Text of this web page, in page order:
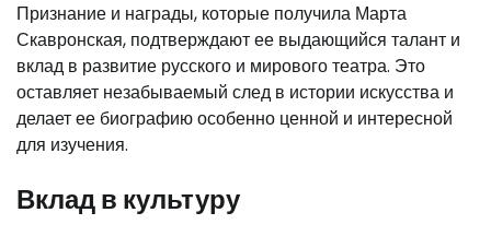
Признание и награды, которые получила Марта
Скавронская, подтверждают ее выдающийся талант и
вклад в развитие русского и мирового театра. Это
оставляет незабываемый след в истории искусства и
делает ее биографию особенно ценной и интересной
для изучения.
Вклад в культуру